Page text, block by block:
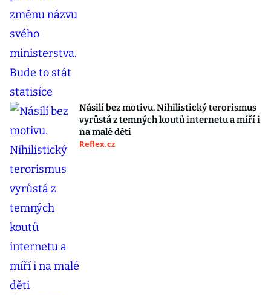
Násilí bez motivu. Nihilistický terorismus
vyrůstá z temných koutů internetu a míří i
na malé děti
Reflex.cz